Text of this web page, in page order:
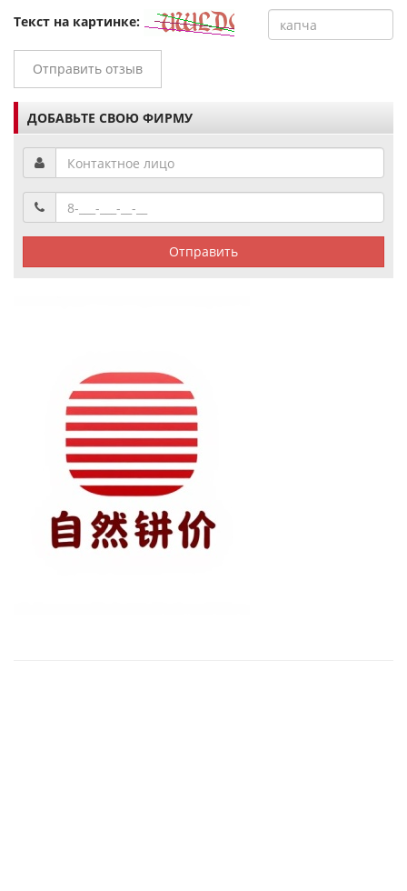
Текст на картинке:
Отправить отзыв
ДОБАВЬТЕ СВОЮ ФИРМУ
Отправить